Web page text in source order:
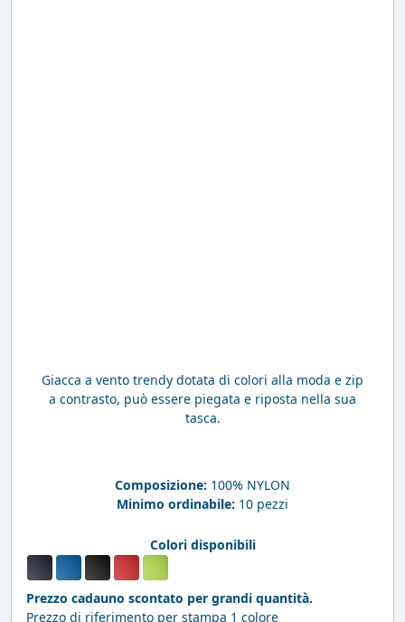
Giacca a vento trendy dotata di colori alla moda e zip
a contrasto, può essere piegata e riposta nella sua
tasca.
Composizione: 100% NYLON
Minimo ordinabile: 10 pezzi
Colori disponibili
Prezzo cadauno scontato per grandi quantità.
Prezzo di riferimento per stampa 1 colore